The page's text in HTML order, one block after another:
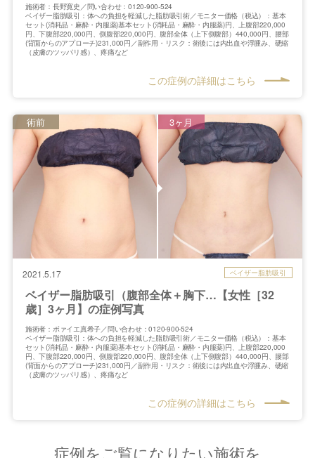
施術者：長野寛史／問い合わせ：0120-900-524
ベイザー脂肪吸引：体への負担を軽減した脂肪吸引術／モニター価格（税込）：基本
セット(消耗品・麻酔・内服薬)基本セット(消耗品・麻酔・内服薬)円、上腹部220,000
円、下腹部220,000円、側腹部220,000円、腹部全体（上下側腹部）440,000円、腰部
(背面からのアプローチ)231,000円／副作用・リスク：術後には内出血や浮腫み、硬縮
（皮膚のツッパリ感）、疼痛など
この症例の詳細はこちら
2021.5.17 ベイザー脂肪吸引
ベイザー脂肪吸引（腹部全体＋胸下…【女性［32
歳］3ヶ月】の症例写真
術前 3ヶ月
施術者：ボァイエ真希子／問い合わせ：0120-900-524
ベイザー脂肪吸引：体への負担を軽減した脂肪吸引術／モニター価格（税込）：基本
セット(消耗品・麻酔・内服薬)基本セット(消耗品・麻酔・内服薬)円、上腹部220,000
円、下腹部220,000円、側腹部220,000円、腹部全体（上下側腹部）440,000円、腰部
(背面からのアプローチ)231,000円／副作用・リスク：術後には内出血や浮腫み、硬縮
（皮膚のツッパリ感）、疼痛など
この症例の詳細はこちら
症例をご覧になりたい施術を